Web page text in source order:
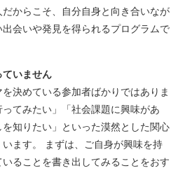
からこそ、自分自身と向き合いなが
会いや発見を得られるプログラムで
ていません
決めている参加者ばかりではありま
てみたい」「社会課題に興味があ
知りたい」といった漠然とした関心
ます。 まずは、ご自身が興味を持
ることを書き出してみることをおす